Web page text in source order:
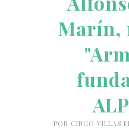
Marín,
POR CINCO VILLAS